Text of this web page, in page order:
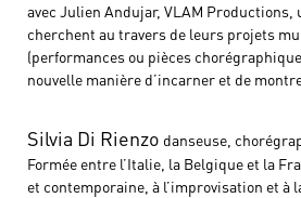
avec Julien Andujar, VLAM Productions,
cherchent au travers de leurs projets
(performances ou pièces
nouvelle manière d’incarner et de
Silvia Di Rienzo danseuse,
Formée entre l’Italie, la Belgique et la
et contemporaine, à l’improvisation et à